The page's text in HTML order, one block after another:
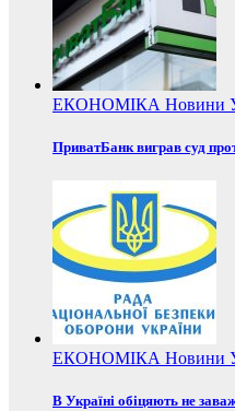
ЕКОНОМІКА Новини
ПриватБанк виграв суд
ЕКОНОМІКА Новини
В Україні обіцяють не